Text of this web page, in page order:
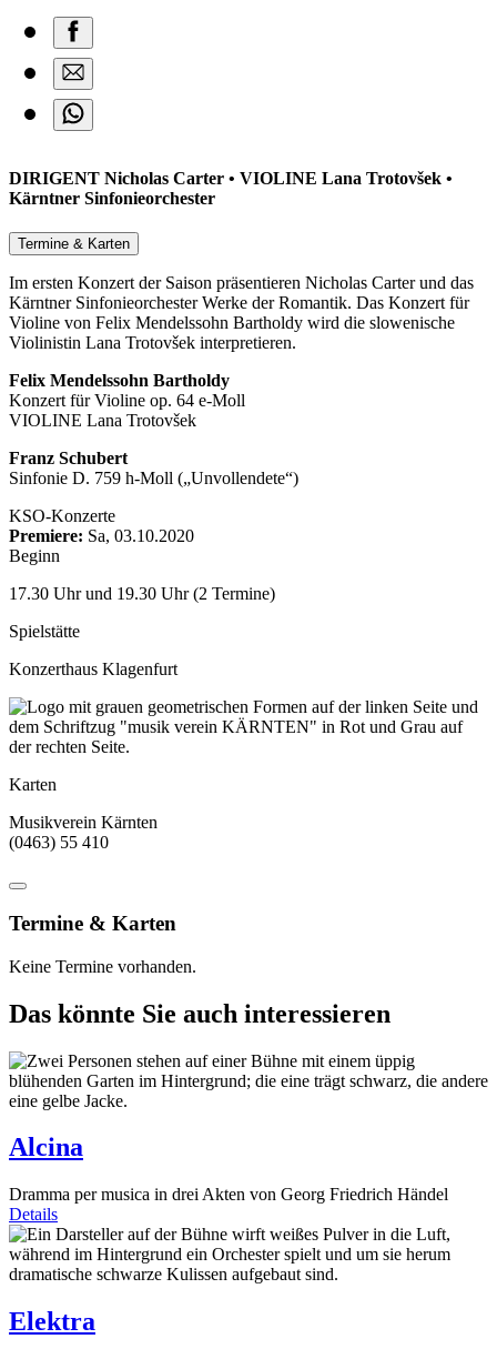
DIRIGENT Nicholas Carter • VIOLINE Lana Trotovšek •
Kärntner Sinfonieorchester
Termine & Karten
Im ersten Konzert der Saison präsentieren Nicholas Carter und das
Kärntner Sinfonieorchester Werke der Romantik. Das Konzert für
Violine von Felix Mendelssohn Bartholdy wird die slowenische
Violinistin Lana Trotovšek interpretieren.
Felix Mendelssohn Bartholdy
Konzert für Violine op. 64 e-Moll
VIOLINE Lana Trotovšek
Franz Schubert
Sinfonie D. 759 h-Moll („Unvollendete“)
KSO-Konzerte
Premiere: Sa, 03.10.2020
Beginn
17.30 Uhr und 19.30 Uhr (2 Termine)
Spielstätte
Konzerthaus Klagenfurt
Karten
Musikverein Kärnten
(0463) 55 410
Termine & Karten
Keine Termine vorhanden.
Das könnte Sie auch interessieren
Alcina
Dramma per musica in drei Akten von Georg Friedrich Händel
Details
Elektra